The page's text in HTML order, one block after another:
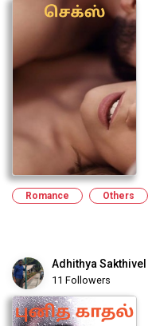
Romance Others
Adhithya Sakthivel
11 Followers